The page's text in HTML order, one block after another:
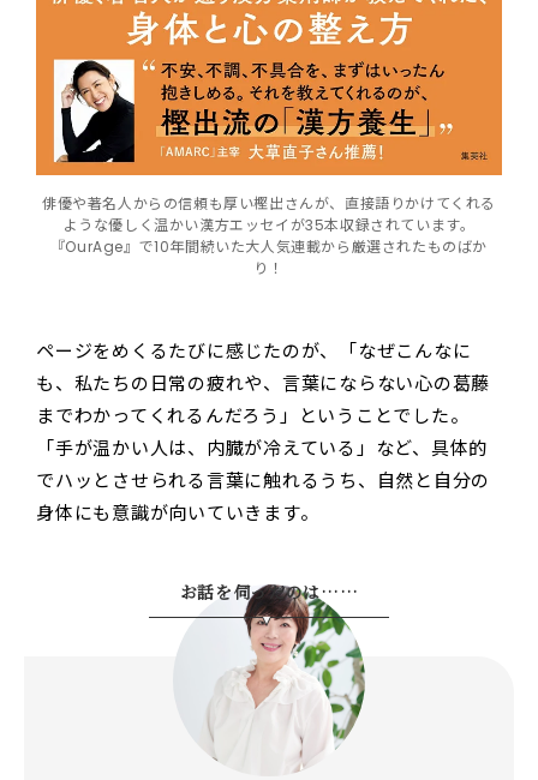
俳優や著名人からの信頼も厚い樫出さんが、直接語りかけてくれる
ような優しく温かい漢方エッセイが35本収録されています。
『OurAge』で10年間続いた大人気連載から厳選されたものばか
り！
ページをめくるたびに感じたのが、「なぜこんなに
も、私たちの日常の疲れや、言葉にならない心の葛藤
までわかってくれるんだろう」ということでした。
「手が温かい人は、内臓が冷えている」など、具体的
でハッとさせられる言葉に触れるうち、自然と自分の
身体にも意識が向いていきます。
お話を伺ったのは……